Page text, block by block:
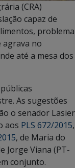
(CRA)
capaz de
problema
agrava no
até a mesa dos
As sugestões
o senador Lasier
aos PLS 672/2015,
, de Maria do
Jorge Viana (PT-
conjunto.